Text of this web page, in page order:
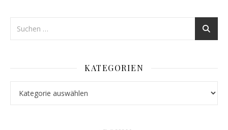
KATEGORIEN